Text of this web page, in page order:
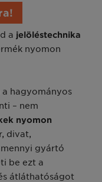
a jelöléstechnika
nyomon
hagyományos
– nem
nyomon
divat,
gyártó
be ezt a
átláthatóságot